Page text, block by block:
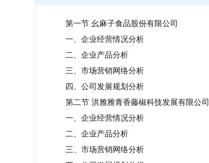
第一节 幺麻子食品股份有限公司
一、企业经营情况分析
二、企业产品分析
三、市场营销网络分析
四、公司发展规划分析
第二节 洪雅雅青香藤椒科技发展有限公司
一、企业经营情况分析
二、企业产品分析
三、市场营销网络分析